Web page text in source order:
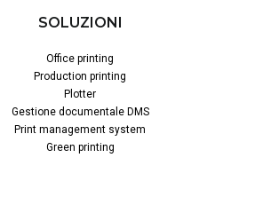
SOLUZIONI
Office printing
Production printing
Plotter
Gestione documentale DMS
Print management system
Green printing